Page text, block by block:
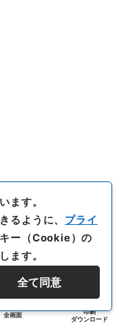
全画面
印刷
ダウンロード
ます。
るように、 プライ
ー（Cookie）の
ます。
全て同意